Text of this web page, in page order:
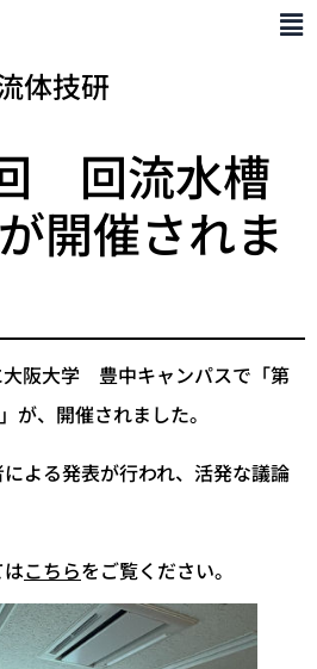
体技研
回流水槽
開催されま
阪大学 豊中キャンパスで「第
、開催されました。
よる発表が行われ、活発な議論
こちらをご覧ください。